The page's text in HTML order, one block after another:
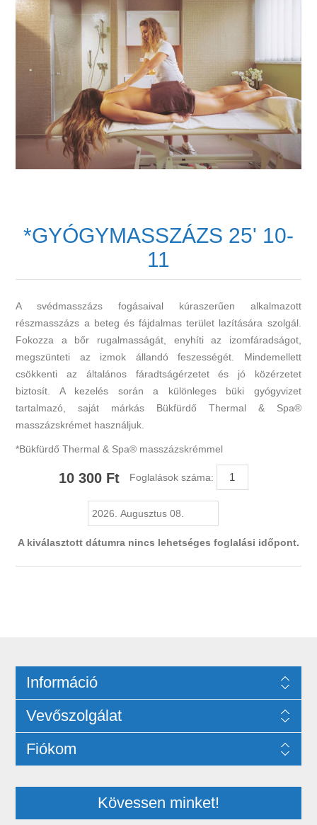
*GYÓGYMASSZÁZS 25' 10-
11
A svédmasszázs fogásaival kúraszerűen alkalmazott
részmasszázs a beteg és fájdalmas terület lazítására szolgál.
Fokozza a bőr rugalmasságát, enyhíti az izomfáradságot,
megszünteti az izmok állandó feszességét. Mindemellett
csökkenti az általános fáradtságérzetet és jó közérzetet
biztosít. A kezelés során a különleges büki gyógyvizet
tartalmazó, saját márkás Bükfürdő Thermal & Spa®
masszázskrémet használjuk.
*Bükfürdő Thermal & Spa® masszázskrémmel
10 300 Ft Foglalások száma:
A kiválasztott dátumra nincs lehetséges foglalási időpont.
Információ
Vevőszolgálat
Fiókom
Kövessen minket!